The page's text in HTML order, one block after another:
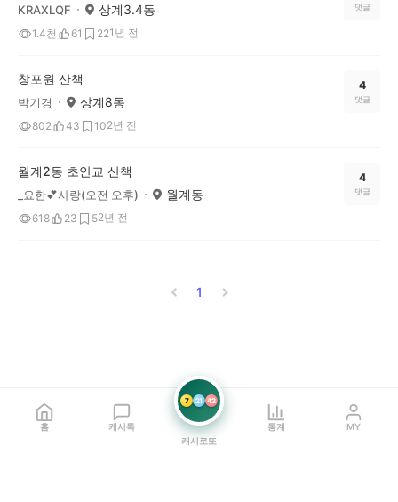
KRAXLQF 상계3.4동
1.4천 61 221년 전
댓글
창포원 산책
박기경 상계8동
802 43 102년 전
4
댓글
월계2동 초안교 산책
_요한💕사랑(오전 오후) 월계동
618 23 52년 전
4
댓글
1
홈 캐시톡
7 21 42
캐시로또
통계 MY